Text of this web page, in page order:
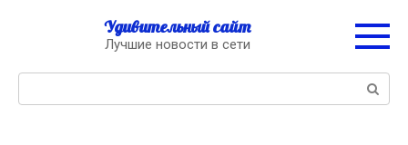
Удивительный сайт
Лучшие новости в сети